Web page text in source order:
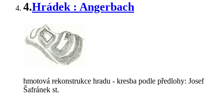
4.Hrádek : Angerbach
hmotová rekonstrukce hradu - kresba podle předlohy: Josef
Šafránek st.